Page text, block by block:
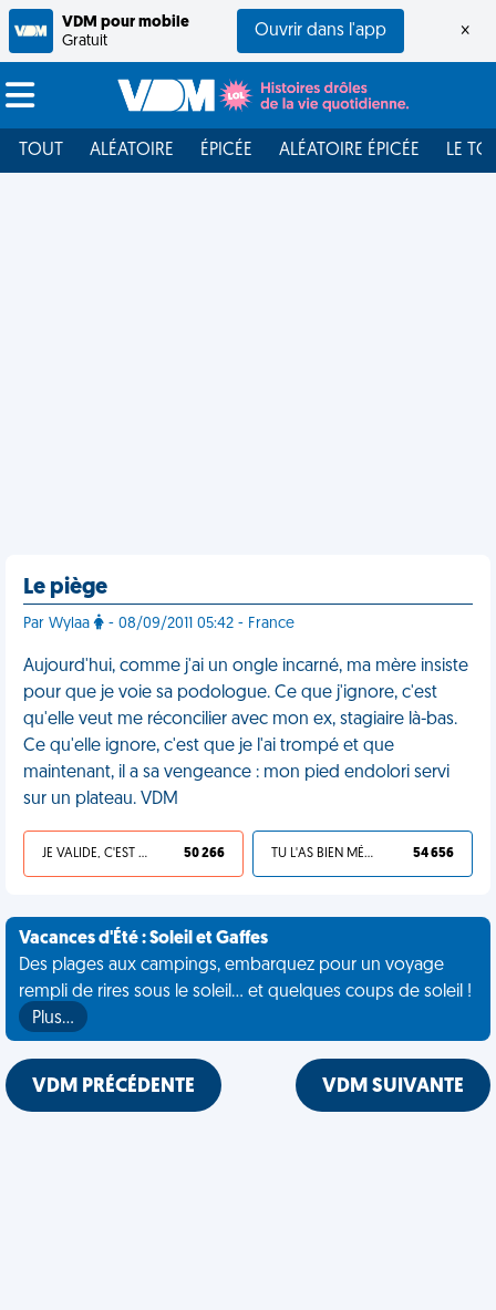
VDM pour mobile
Gratuit
Ouvrir dans l'app ×
TOUT ALÉATOIRE ÉPICÉE ALÉATOIRE ÉPICÉE LE
Le piège
Par Wylaa - 08/09/2011 05:42 - France
Aujourd'hui, comme j'ai un ongle incarné, ma mère insiste
pour que je voie sa podologue. Ce que j'ignore, c'est
qu'elle veut me réconcilier avec mon ex, stagiaire là-bas.
Ce qu'elle ignore, c'est que je l'ai trompé et que
maintenant, il a sa vengeance : mon pied endolori servi
sur un plateau. VDM
JE VALIDE, C'EST UNE VDM 50 266 TU L'AS BIEN MÉRITÉ 54 656
Vacances d'Été : Soleil et Gaffes
Des plages aux campings, embarquez pour un voyage
rempli de rires sous le soleil... et quelques coups de soleil !
Plus…
VDM PRÉCÉDENTE VDM SUIVANTE